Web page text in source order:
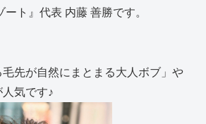
ート』代表 内藤 善勝です。
毛先が自然にまとまる大人ボブ」や
人気です♪